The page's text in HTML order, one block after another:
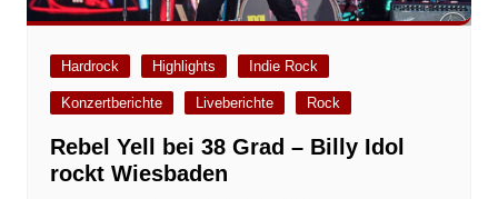
Hardrock Highlights Indie Rock
Konzertberichte Liveberichte Rock
Rebel Yell bei 38 Grad – Billy Idol
rockt Wiesbaden